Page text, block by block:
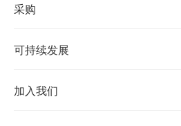
采购
可持续发展
加入我们